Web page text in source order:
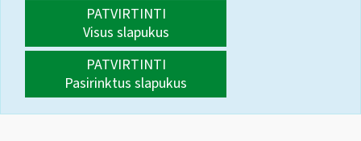
PATVIRTINTI
Visus slapukus
PATVIRTINTI
Pasirinktus slapukus